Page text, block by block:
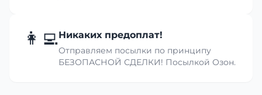
👩‍💻Никаких предоплат!
Отправляем посылки по принципу
БЕЗОПАСНОЙ СДЕЛКИ! Посылкой Озон.